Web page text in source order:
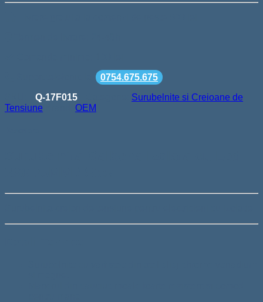
0754.675.675
Q-17F015
Surubelnite si Creioane de
Tensiune
OEM